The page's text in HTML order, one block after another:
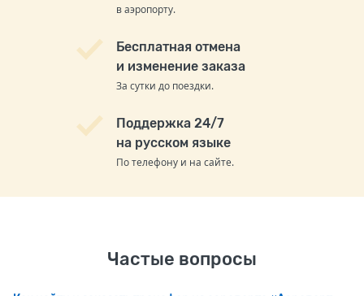
в аэропорту.
Бесплатная отмена
и изменение заказа
За сутки до поездки.
Поддержка 24/7
на русском языке
По телефону и на сайте.
Частые вопросы